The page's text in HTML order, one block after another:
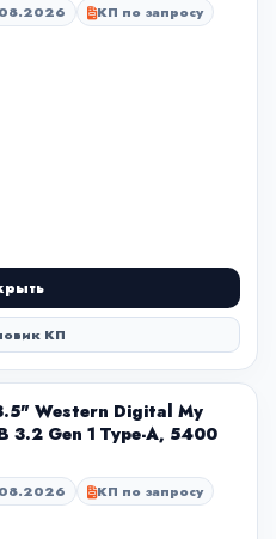
КП по запросу
КП
Western Digital My
3.2 Gen 1 Type-A, 5400
КП по запросу